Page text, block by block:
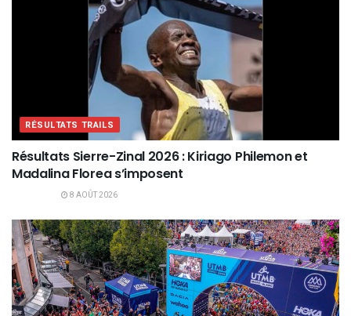
RÉSULTATS TRAILS
Résultats Sierre-Zinal 2026 : Kiriago Philemon et
Madalina Florea s’imposent
8 AOÛT 2026